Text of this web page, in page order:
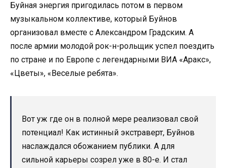
Буйная энергия пригодилась потом в первом
музыкальном коллективе, который Буйнов
организовал вместе с Александром Градским. А
после армии молодой рок-н-рольщик успел поездить
по стране и по Европе с легендарными ВИА «Аракс»,
«Цветы», «Веселые ребята».
Вот уж где он в полной мере реализовал свой
потенциал! Как истинный экстраверт, Буйнов
наслаждался обожанием публики. А для
сильной карьеры созрел уже в 80-е. И стал